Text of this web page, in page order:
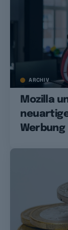
ARCHIV
Mozilla
Werbung